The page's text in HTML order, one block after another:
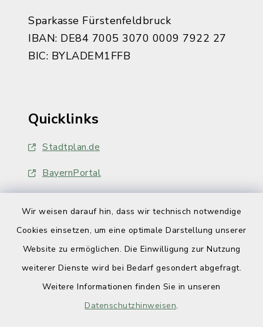
Wir weisen darauf hin, dass wir technisch notwendige
Cookies einsetzen, um eine optimale Darstellung unserer
Website zu ermöglichen. Die Einwilligung zur Nutzung
weiterer Dienste wird bei Bedarf gesondert abgefragt.
Weitere Informationen finden Sie in unseren
Datenschutzhinweisen.
Sparkasse Fürstenfeldbruck
IBAN: DE84 7005 3070 0009 7922 27
BIC: BYLADEM1FFB
Quicklinks
Stadtplan.de
BayernPortal
Barrierefreiheit